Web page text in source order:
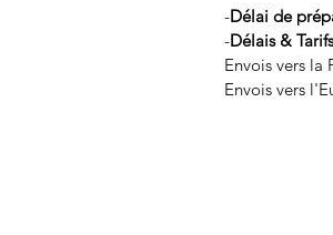
-Délai de
-Délais &
Envois vers la
Envois vers